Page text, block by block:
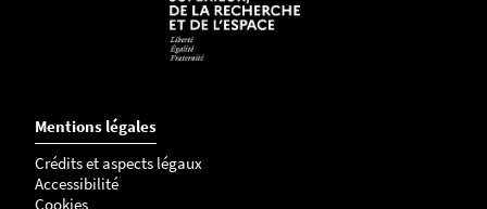
Mentions légales
Crédits et aspects légaux
Accessibilité
Cookies